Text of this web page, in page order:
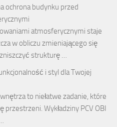
ochrona budynku przed
atmosferycznymi staje
w obliczu zmieniającego się
strukturę …
i styl dla Twojej
to niełatwe zadanie, które
Wykładziny PCV OBI